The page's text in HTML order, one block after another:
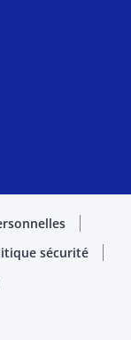
sécurité